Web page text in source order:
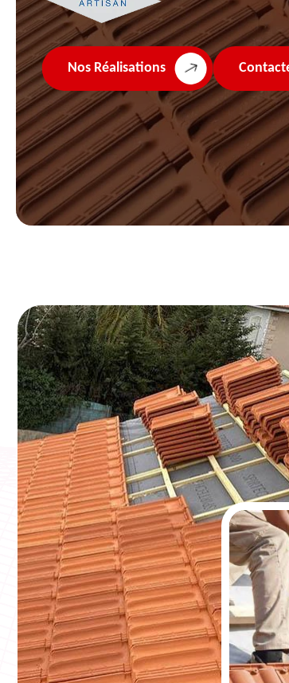
Nos Réalisations